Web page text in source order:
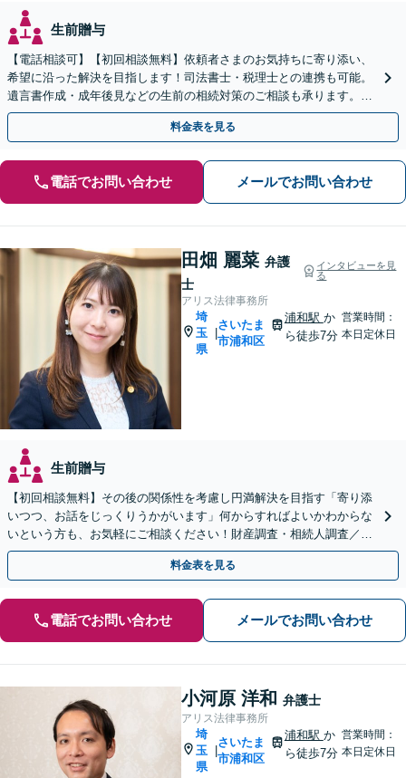
生前贈与
【電話相談可】【初回相談無料】依頼者さまのお気持ちに寄り添い、
希望に沿った解決を目指します！司法書士・税理士との連携も可能。
遺言書作成・成年後見などの生前の相続対策のご相談も承ります。
【夜間／休日の相談可能】
料金表を見る
電話でお問い合わせ メールでお問い合わせ
田畑 麗菜 弁護
士
インタビューを見
る
アリス法律事務所
埼
玉
県
|
さいたま
市浦和区
浦和駅 か
ら徒歩7分
営業時間：
本日定休日
生前贈与
【初回相談無料】その後の関係性を考慮し円満解決を目指す「寄り添
いつつ、お話をじっくりうかがいます」何からすればよいかわからな
いという方も、お気軽にご相談ください！財産調査・相続人調査／相
続放棄／使い込み／遺留分侵害額請求ほか
料金表を見る
電話でお問い合わせ メールでお問い合わせ
小河原 洋和 弁護士
アリス法律事務所
埼
玉
県
|
さいたま
市浦和区
浦和駅 か
ら徒歩7分
営業時間：
本日定休日